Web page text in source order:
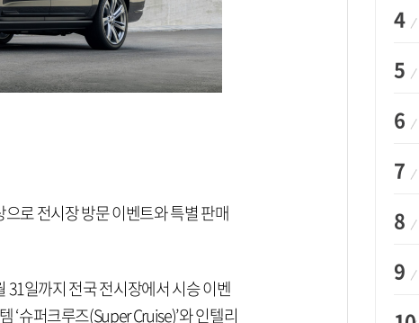
로 전시장 방문 이벤트와 특별 판매
31일까지 전국 전시장에서 시승 이벤
‘슈퍼크루즈(Super Cruise)’와 인텔리